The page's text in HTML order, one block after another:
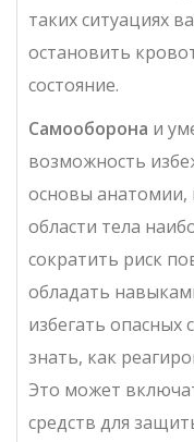
таких ситуациях
остановить
состояние.
Самооборона и
возможность
основы
области тела
сократить риск
обладать
избегать
знать, как
Это может
средств для